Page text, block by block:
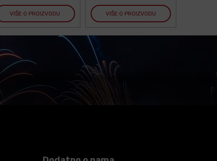
VIŠE O PROIZVODU VIŠE O PROIZVODU